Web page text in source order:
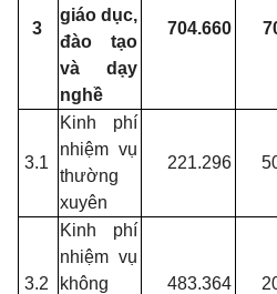
3
giáo dục,
đào tạo
và dạy
nghề
704.660
3.1
Kinh phí
nhiệm vụ
thường
xuyên
221.296
3.2
Kinh phí
nhiệm vụ
không
483.364